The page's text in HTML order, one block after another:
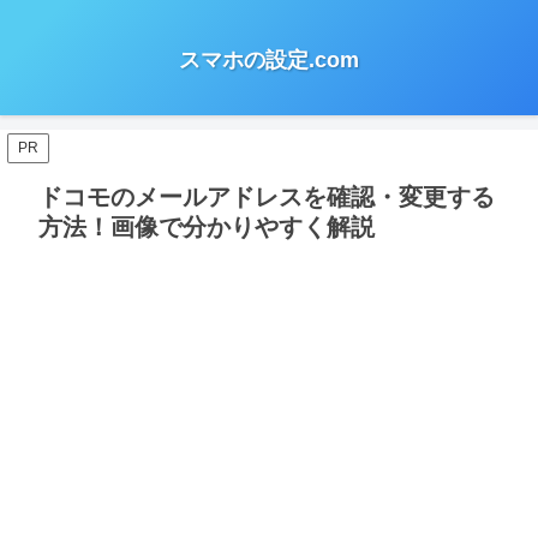
スマホの設定.com
PR
ドコモのメールアドレスを確認・変更する
方法！画像で分かりやすく解説